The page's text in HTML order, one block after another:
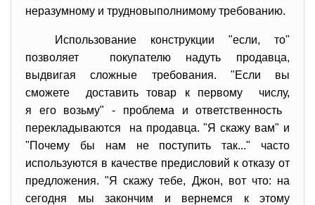
неразумному и трудновыполнимому требованию.
Использование конструкции "если, то"
позволяет покупателю надуть продавца,
выдвигая сложные требования. "Если вы
сможете доставить товар к первому числу,
я его возьму" - проблема и ответственность
перекладываются на продавца. "Я скажу вам" и
"Почему бы нам не поступить так..." часто
используются в качестве предисловий к отказу от
предложения. "Я скажу тебе, Джон, вот что: на
сегодня мы закончим и вернемся к этому